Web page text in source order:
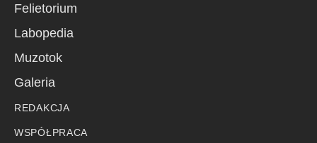
Felietorium
Labopedia
Muzotok
Galeria
REDAKCJA
WSPÓŁPRACA